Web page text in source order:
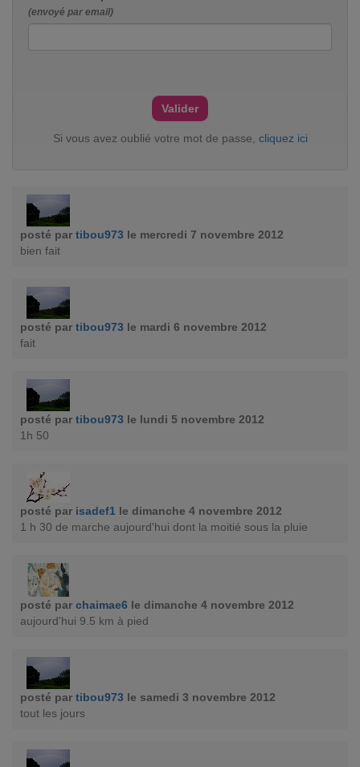
(envoyé par email)
Si vous avez oublié votre mot de passe, cliquez ici
posté par tibou973 le mercredi 7 novembre 2012
bien fait
posté par tibou973 le mardi 6 novembre 2012
fait
posté par tibou973 le lundi 5 novembre 2012
1h 50
posté par isadef1 le dimanche 4 novembre 2012
1 h 30 de marche aujourd'hui dont la moitié sous la pluie
posté par chaimae6 le dimanche 4 novembre 2012
aujourd'hui 9.5 km à pied
posté par tibou973 le samedi 3 novembre 2012
tout les jours